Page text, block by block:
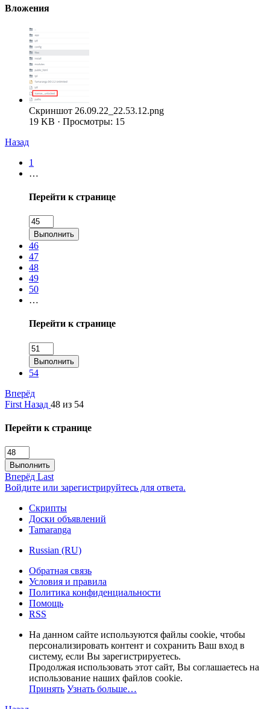
Вложения
Скриншот 26.09.22_22.53.12.png
19 KB · Просмотры: 15
Назад
1
…
Перейти к странице
Выполнить
46
47
48
49
50
…
Перейти к странице
Выполнить
54
Вперёд
First Назад 48 из 54
Перейти к странице
Выполнить
Вперёд Last
Войдите или зарегистрируйтесь для ответа.
Скрипты
Доски объявлений
Tamaranga
Russian (RU)
Обратная связь
Условия и правила
Политика конфиденциальности
Помощь
RSS
На данном сайте используются файлы cookie, чтобы
персонализировать контент и сохранить Ваш вход в
систему, если Вы зарегистрируетесь.
Продолжая использовать этот сайт, Вы соглашаетесь на
использование наших файлов cookie.
Принять Узнать больше…